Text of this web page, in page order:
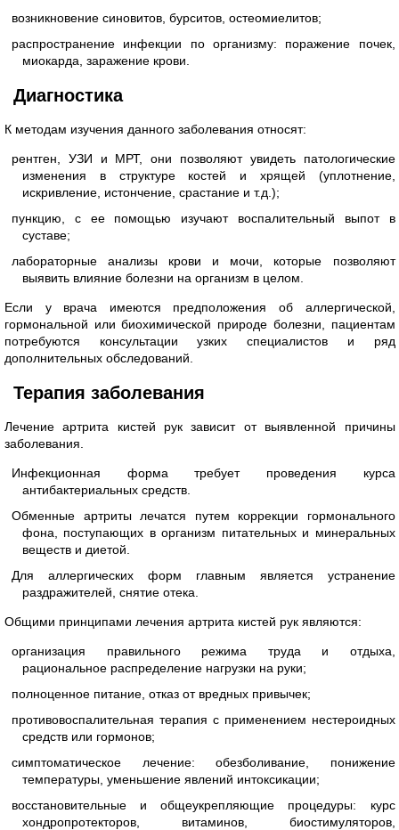
возникновение синовитов, бурситов, остеомиелитов;
распространение инфекции по организму: поражение почек,
миокарда, заражение крови.
Диагностика
К методам изучения данного заболевания относят:
рентген, УЗИ и МРТ, они позволяют увидеть патологические
изменения в структуре костей и хрящей (уплотнение,
искривление, истончение, срастание и т.д.);
пункцию, с ее помощью изучают воспалительный выпот в
суставе;
лабораторные анализы крови и мочи, которые позволяют
выявить влияние болезни на организм в целом.
Если у врача имеются предположения об аллергической,
гормональной или биохимической природе болезни, пациентам
потребуются консультации узких специалистов и ряд
дополнительных обследований.
Терапия заболевания
Лечение артрита кистей рук зависит от выявленной причины
заболевания.
Инфекционная форма требует проведения курса
антибактериальных средств.
Обменные артриты лечатся путем коррекции гормонального
фона, поступающих в организм питательных и минеральных
веществ и диетой.
Для аллергических форм главным является устранение
раздражителей, снятие отека.
Общими принципами лечения артрита кистей рук являются:
организация правильного режима труда и отдыха,
рациональное распределение нагрузки на руки;
полноценное питание, отказ от вредных привычек;
противовоспалительная терапия с применением нестероидных
средств или гормонов;
симптоматическое лечение: обезболивание, понижение
температуры, уменьшение явлений интоксикации;
восстановительные и общеукрепляющие процедуры: курс
хондропротекторов, витаминов, биостимуляторов,